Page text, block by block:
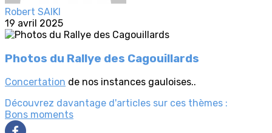
Robert SAIKI
19 avril 2025
Photos du Rallye des Cagouillards
Concertation de nos instances gauloises..
Découvrez davantage d'articles sur ces thèmes :
Bons moments